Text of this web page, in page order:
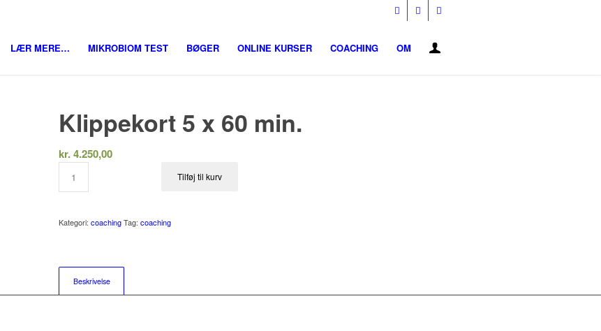
LÆR MERE… MIKROBIOM TEST BØGER ONLINE KURSER COACHING OM
Klippekort 5 x 60 min.
kr.4.250,00
Tilføj til kurv
Kategori:coaching Tag:coaching
Beskrivelse